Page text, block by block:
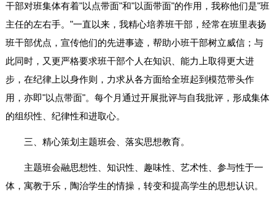
干部对班集体有着"以点带面"和"以面带面"的作用，我称他们是"班
主任的左右手。"一直以来，我精心培养班干部，经常在班里表扬
班干部优点，宣传他们的先进事迹，帮助小班干部树立威信；与
此同时，又更严格要求班干部个人在知识、能力上取得更大进
步，在纪律上以身作则，力求从各方面给全班起到模范带头作
用，亦即"以点带面"。每个月通过开展批评与自我批评，形成集体
的组织性、纪律性和进取心。
三、精心策划主题班会、落实思想教育。
主题班会融思想性、知识性、趣味性、艺术性、参与性于一
体，寓教于乐，陶治学生的情操，转变和提高学生的思想认识。